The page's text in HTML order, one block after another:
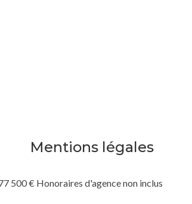
Mentions légales
500 € Honoraires d'agence non inclus